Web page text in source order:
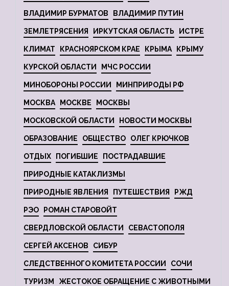
ВЛАДИМИР БУРМАТОВ ВЛАДИМИР ПУТИН
ЗЕМЛЕТРЯСЕНИЯ ИРКУТСКАЯ ОБЛАСТЬ ИСТРЕ
КЛИМАТ КРАСНОЯРСКОМ КРАЕ КРЫМА КРЫМУ
КУРСКОЙ ОБЛАСТИ МЧС РОССИИ
МИНОБОРОНЫ РОССИИ МИНПРИРОДЫ РФ
МОСКВА МОСКВЕ МОСКВЫ
МОСКОВСКОЙ ОБЛАСТИ НОВОСТИ МОСКВЫ
ОБРАЗОВАНИЕ ОБЩЕСТВО ОЛЕГ КРЮЧКОВ
ОТДЫХ ПОГИБШИЕ ПОСТРАДАВШИЕ
ПРИРОДНЫЕ КАТАКЛИЗМЫ
ПРИРОДНЫЕ ЯВЛЕНИЯ ПУТЕШЕСТВИЯ РЖД
РЭО РОМАН СТАРОВОЙТ
СВЕРДЛОВСКОЙ ОБЛАСТИ СЕВАСТОПОЛЯ
СЕРГЕЙ АКСЕНОВ СИБУР
СЛЕДСТВЕННОГО КОМИТЕТА РОССИИ СОЧИ
ТУРИЗМ ЖЕСТОКОЕ ОБРАЩЕНИЕ С ЖИВОТНЫМИ